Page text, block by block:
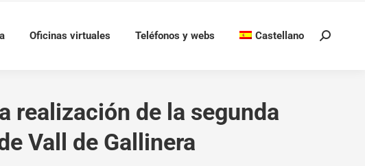
Oficinas virtuales Teléfonos y webs Castellano Buscar:
realización de la segunda
Vall de Gallinera